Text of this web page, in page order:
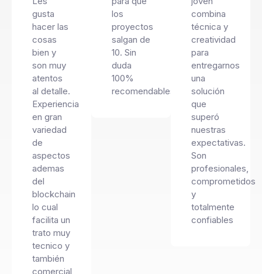
gusta
hacer las
cosas
bien y
son muy
atentos
al detalle.
Experiencia
en gran
variedad
de
aspectos
ademas
del
blockchain
lo cual
facilita un
trato muy
tecnico y
también
comercial
los
proyectos
salgan de
10. Sin
duda
100%
recomendables.
combina
técnica y
creatividad
para
entregarnos
una
solución
que
superó
nuestras
expectativas.
Son
profesionales,
comprometidos
y
totalmente
confiables